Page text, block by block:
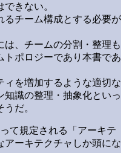
きない。
るチーム構成とする必要が
、チームの分割・整理も
トポロジーであり本書であ
ィを増加するような適切な
知識の整理・抽象化といっ
だ。
て規定される「アーキテ
アーキテクチャしか頭にな